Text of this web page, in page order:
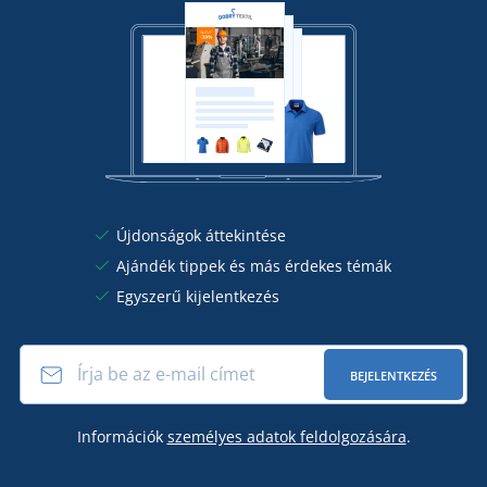
Újdonságok áttekintése
Ajándék tippek és más érdekes témák
Egyszerű kijelentkezés
BEJELENTKEZÉS
Információk személyes adatok feldolgozására.